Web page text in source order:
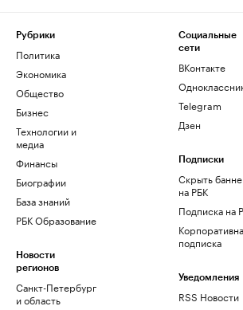
Рубрики
Политика
Экономика
Общество
Бизнес
Технологии и
медиа
Финансы
Биографии
База знаний
РБК Образование
Новости
регионов
Санкт-Петербург
и область
Социальные
сети
ВКонтакте
Telegram
Дзен
Подписки
Скрыть
на РБК
Подписка на
подписка
Уведомления
RSS Новости